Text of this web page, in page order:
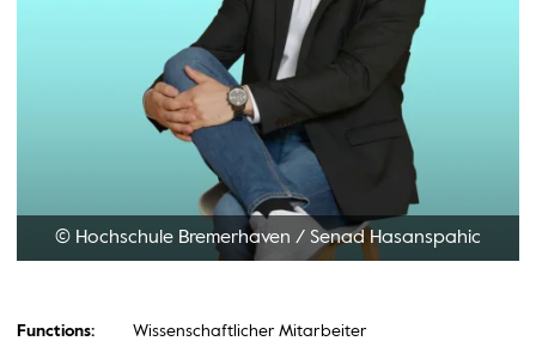
© Hochschule Bremerhaven / Senad Hasanspahic
Functions: Wissenschaftlicher Mitarbeiter